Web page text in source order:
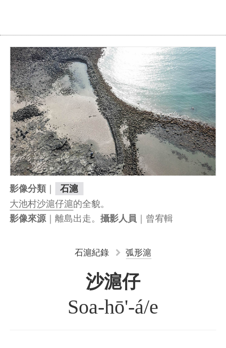
影像分類｜ 石滬
大池村沙滬仔滬的全貌。
影像來源 ｜離島出走。攝影人員 ｜曾宥輯
石滬紀錄 弧形滬
沙滬仔
Soa-hō'-á/e